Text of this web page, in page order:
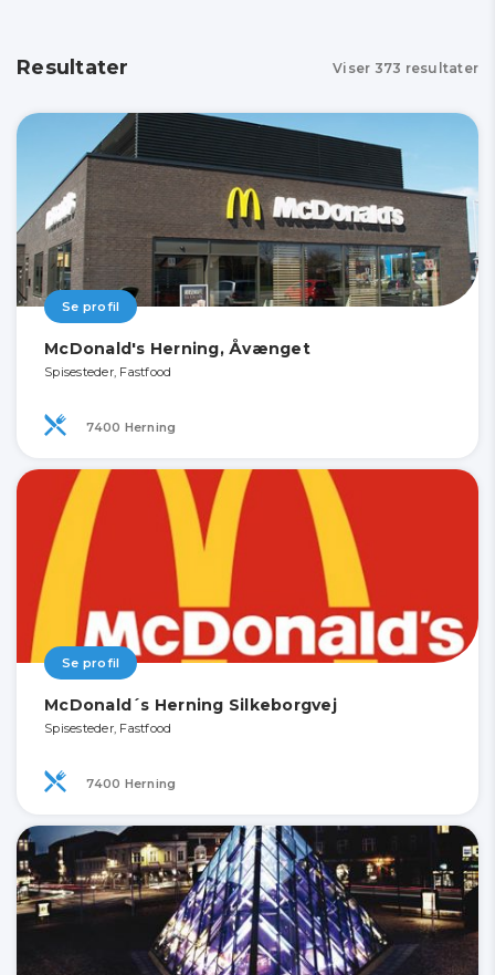
Resultater Viser 373 resultater
Se profil
McDonald's Herning, Åvænget
Spisesteder, Fastfood
7400 Herning
Se profil
McDonald´s Herning Silkeborgvej
Spisesteder, Fastfood
7400 Herning